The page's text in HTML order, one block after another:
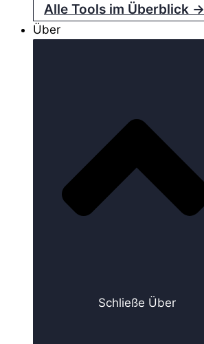
Alle Tools im Überblick →
Über
Schließe Über